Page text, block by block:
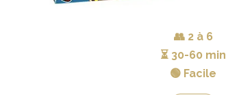
👥 2 à 6
⏳ 30-60 min
🟢 Facile